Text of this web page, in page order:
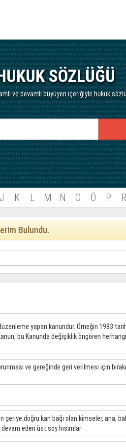
SÖZLÜĞÜ
ve devamlı büyüyen içeriğiyle hukuk
J K L M N O Ö P R
Bulundu.
yapan kanundur. Örneğin 1983
bu Kanunda değişiklik öngören
ve gereğinde geri verilmesi için
geriye doğru kan bağı olan kimseler, ana,
eden üst soy hısımlar